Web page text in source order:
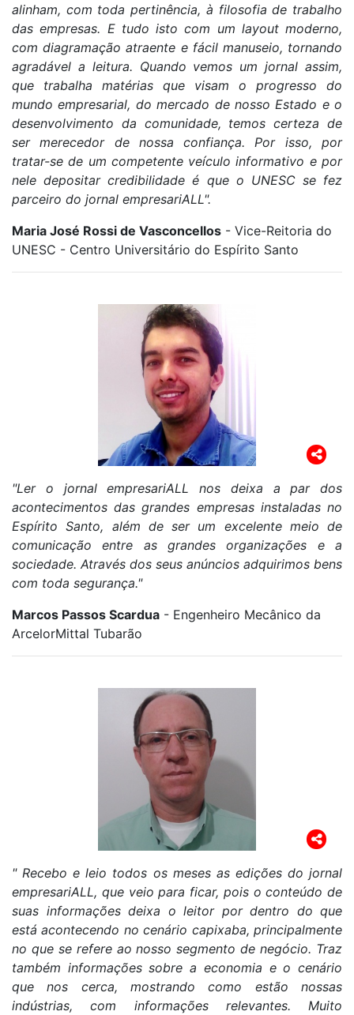
alinham, com toda pertinência, à filosofia de trabalho
das empresas. E tudo isto com um layout moderno,
com diagramação atraente e fácil manuseio, tornando
agradável a leitura. Quando vemos um jornal assim,
que trabalha matérias que visam o progresso do
mundo empresarial, do mercado de nosso Estado e o
desenvolvimento da comunidade, temos certeza de
ser merecedor de nossa confiança. Por isso, por
tratar-se de um competente veículo informativo e por
nele depositar credibilidade é que o UNESC se fez
parceiro do jornal empresariALL".
Maria José Rossi de Vasconcellos - Vice-Reitoria do
UNESC - Centro Universitário do Espírito Santo
"Ler o jornal empresariALL nos deixa a par dos
acontecimentos das grandes empresas instaladas no
Espírito Santo, além de ser um excelente meio de
comunicação entre as grandes organizações e a
sociedade. Através dos seus anúncios adquirimos bens
com toda segurança."
Marcos Passos Scardua - Engenheiro Mecânico da
ArcelorMittal Tubarão
" Recebo e leio todos os meses as edições do jornal
empresariALL, que veio para ficar, pois o conteúdo de
suas informações deixa o leitor por dentro do que
está acontecendo no cenário capixaba, principalmente
no que se refere ao nosso segmento de negócio. Traz
também informações sobre a economia e o cenário
que nos cerca, mostrando como estão nossas
indústrias, com informações relevantes. Muito